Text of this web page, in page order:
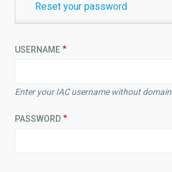
Reset your password
USERNAME
Enter your IAC username without domain
PASSWORD